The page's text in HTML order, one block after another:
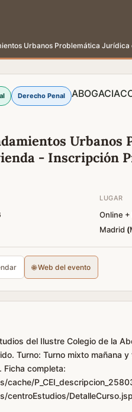
Urbanos Problemática
Derecho Penal ABOGACIA
Urbanos
- Inscripción
LUGAR
Online +
Madrid (
🌐 Web del evento
del Ilustre Colegio de la
Turno: Turno mixto mañana
completa:
centroEstudios/